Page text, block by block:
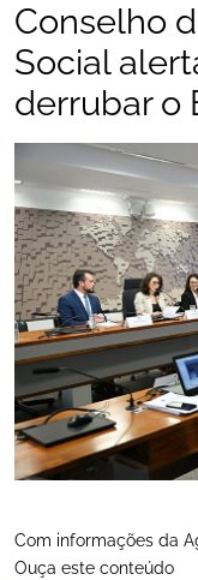
Conselho
Social
derrubar o
Com informações da
Ouça este conteúdo